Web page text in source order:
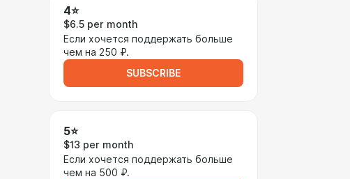
4⭐
$6.5 per month
Если хочется поддержать больше
чем на 250 ₽.
SUBSCRIBE
5⭐
$13 per month
Если хочется поддержать больше
чем на 500 ₽.